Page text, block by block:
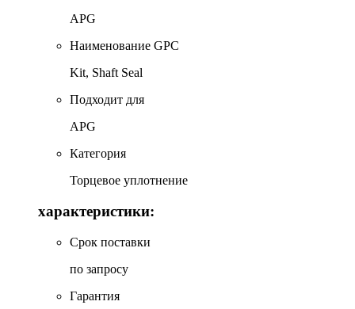
APG
Наименование GPC
Kit, Shaft Seal
Подходит для
APG
Категория
Торцевое уплотнение
характеристики:
Срок поставки
по запросу
Гарантия